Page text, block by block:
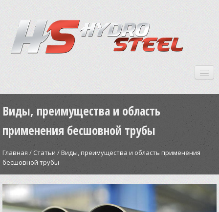
+375 (29) 114 00 01
+375 (29) 159 29 15
О компании
Товары
Услуги
Техническая информация
Виды, преимущества и область
применения бесшовной трубы
Главная / Статьи /Виды, преимущества и область применения
бесшовной трубы